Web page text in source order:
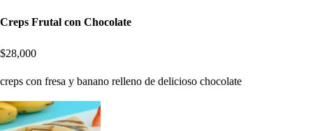
Creps Frutal con Chocolate
$28,000
creps con fresa y banano relleno de delicioso chocolate